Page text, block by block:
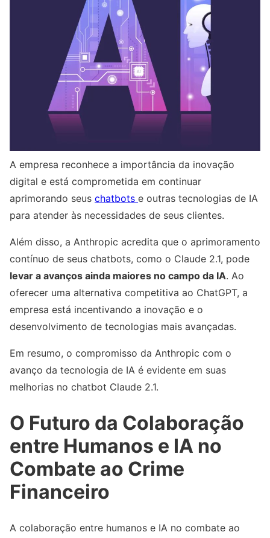
A empresa reconhece a importância da inovação
digital e está comprometida em continuar
aprimorando seus chatbots e outras tecnologias de IA
para atender às necessidades de seus clientes.
Além disso, a Anthropic acredita que o aprimoramento
contínuo de seus chatbots, como o Claude 2.1, pode
levar a avanços ainda maiores no campo da IA. Ao
oferecer uma alternativa competitiva ao ChatGPT, a
empresa está incentivando a inovação e o
desenvolvimento de tecnologias mais avançadas.
Em resumo, o compromisso da Anthropic com o
avanço da tecnologia de IA é evidente em suas
melhorias no chatbot Claude 2.1.
O Futuro da Colaboração
entre Humanos e IA no
Combate ao Crime
Financeiro
A colaboração entre humanos e IA no combate ao